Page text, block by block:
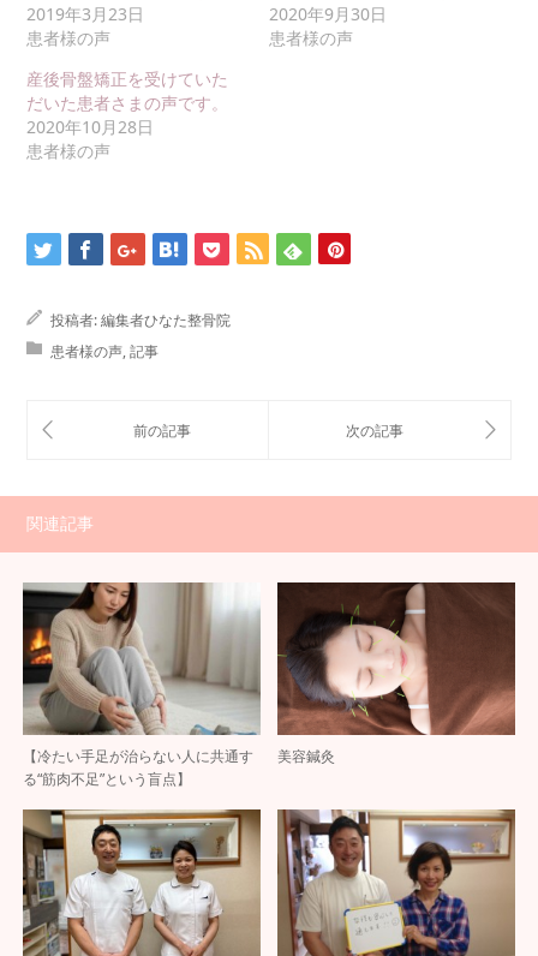
2019年3月23日
患者様の声
2020年9月30日
患者様の声
産後骨盤矯正を受けていた
だいた患者さまの声です。
2020年10月28日
患者様の声
投稿者:編集者ひなた整骨院
患者様の声,記事
関連記事
【冷たい手足が治らない人に共通す
る“筋肉不足”という盲点】
美容鍼灸